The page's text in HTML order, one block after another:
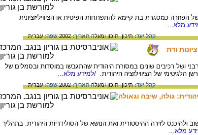
כמסגרת בת-קיימא להתפתחות הפיסית או הציוויליזציונית
מלא...
קהל יעד:תיכון,תיכון ומעלהתאריך:2002 שפה:עברית
ודת
ושל רכיבים שונים במסורת היהודית שהתגבשו במוסדות ובסמלים של
של הציווילזציה היהודית. /למידע מלא...
קהל יעד:תיכון,תיכון ומעלהתאריך:2002 שפה:עברית
גולה, שיבה וגאולה
ולהיכנס לזירה ההיסטורית ואת הנושא של הסולידריות היהודית. בתהליך
מלא...